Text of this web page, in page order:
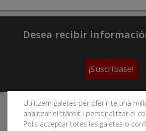
Utilitzem galetes per oferir-te una
analitzar el trànsit i personalitzar el
Pots acceptar totes les galetes o
Desea recibir
¡Suscríbase!
Sigue las redes sociales del
Geológico de Cataluña